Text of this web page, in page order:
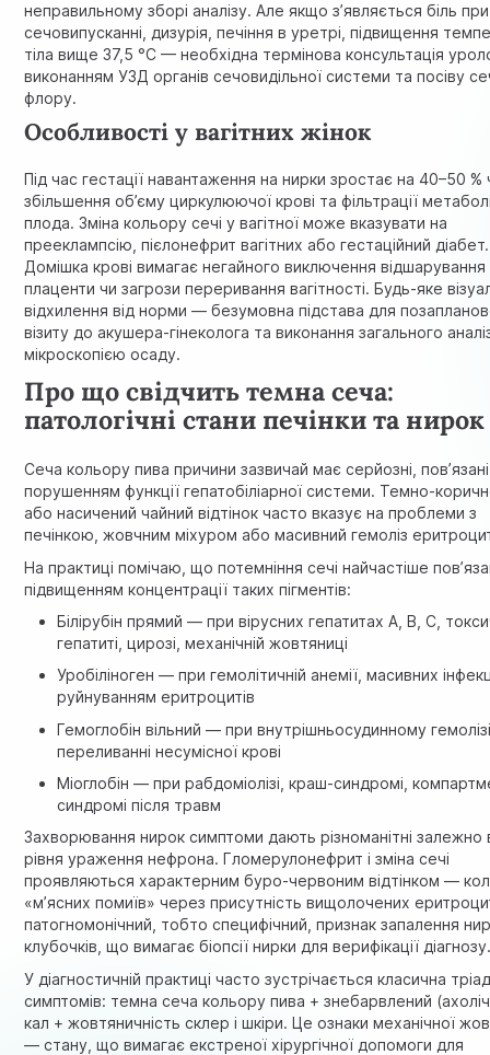
неправильному зборі аналізу. Але якщо з’являється біль при
сечовипусканні, дизурія, печіння в уретрі, підвищення
тіла вище 37,5 °C — необхідна термінова консультація
виконанням УЗД органів сечовидільної системи та посіву
флору.
Особливості у вагітних жінок
Під час гестації навантаження на нирки зростає на 40–50 %
збільшення об’єму циркулюючої крові та фільтрації
плода. Зміна кольору сечі у вагітної може вказувати на
прееклампсію, пієлонефрит вагітних або гестаційний діабет.
Домішка крові вимагає негайного виключення відшарування
плаценти чи загрози переривання вагітності. Будь-яке
відхилення від норми — безумовна підстава для
візиту до акушера-гінеколога та виконання загального
мікроскопією осаду.
Про що свідчить темна сеча:
патологічні стани печінки та нирок
Сеча кольору пива причини зазвичай має серйозні,
порушенням функції гепатобіліарної системи. Темно-
або насичений чайний відтінок часто вказує на проблеми з
печінкою, жовчним міхуром або масивний гемоліз
На практиці помічаю, що потемніння сечі найчастіше
підвищенням концентрації таких пігментів:
Білірубін прямий — при вірусних гепатитах A, B, C,
гепатиті, цирозі, механічній жовтяниці
Уробіліноген — при гемолітичній анемії, масивних
руйнуванням еритроцитів
Гемоглобін вільний — при внутрішньосудинному
переливанні несумісної крові
Міоглобін — при рабдоміолізі, краш-синдромі,
синдромі після травм
Захворювання нирок симптоми дають різноманітні залежно
рівня ураження нефрона. Гломерулонефрит і зміна сечі
проявляються характерним буро-червоним відтінком —
«м’ясних помиїв» через присутність вищолочених
патогномонічний, тобто специфічний, признак запалення
клубочків, що вимагає біопсії нирки для верифікації
У діагностичній практиці часто зустрічається класична
симптомів: темна сеча кольору пива + знебарвлений
кал + жовтяничність склер і шкіри. Це ознаки механічної
— стану, що вимагає екстреної хірургічної допомоги для